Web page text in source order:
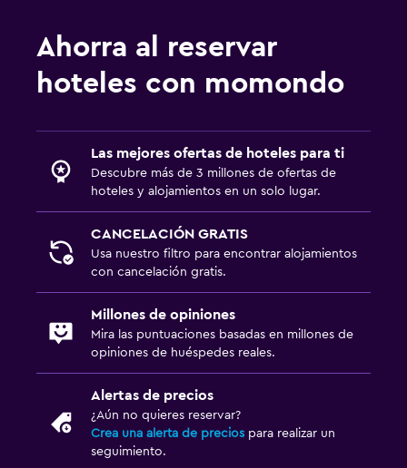
Ahorra al reservar
hoteles con momondo
Las mejores ofertas de hoteles para ti
Descubre más de 3 millones de ofertas de
hoteles y alojamientos en un solo lugar.
CANCELACIÓN GRATIS
Usa nuestro filtro para encontrar alojamientos
con cancelación gratis.
Millones de opiniones
Mira las puntuaciones basadas en millones de
opiniones de huéspedes reales.
Alertas de precios
¿Aún no quieres reservar?
Crea una alerta de precios para realizar un
seguimiento.